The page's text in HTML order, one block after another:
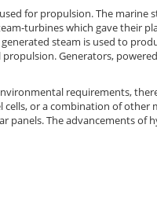
for propulsion. The
turbines which gave their
steam is used to
Generators,
requirements,
cells, or a combination of
panels. The advancements of